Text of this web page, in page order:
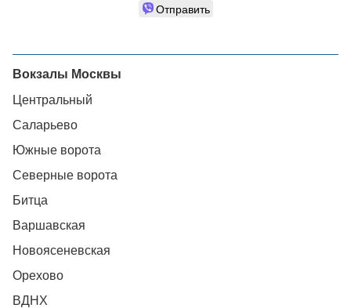
Отправить
Вокзалы Москвы
Центральный
Саларьево
Южные ворота
Северные ворота
Битца
Варшавская
Новоясеневская
Орехово
ВДНХ